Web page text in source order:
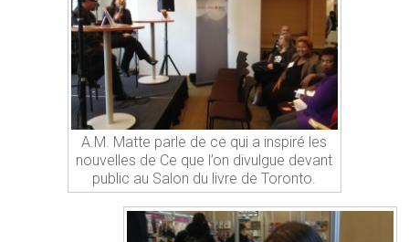
A.M. Matte parle de ce qui a inspiré les
nouvelles de Ce que l’on divulgue devant
public au Salon du livre de Toronto.